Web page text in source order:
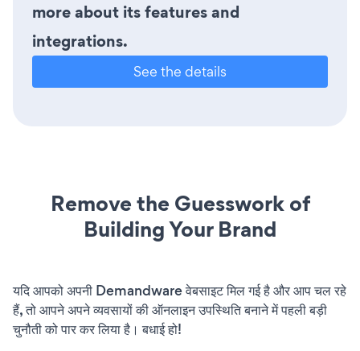
more about its features and
integrations.
See the details
Remove the Guesswork of
Building Your Brand
यदि आपको अपनी Demandware वेबसाइट मिल गई है और आप चल रहे
हैं, तो आपने अपने व्यवसायों की ऑनलाइन उपस्थिति बनाने में पहली बड़ी
चुनौती को पार कर लिया है। बधाई हो!